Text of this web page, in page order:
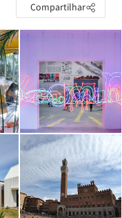
Compartilhar